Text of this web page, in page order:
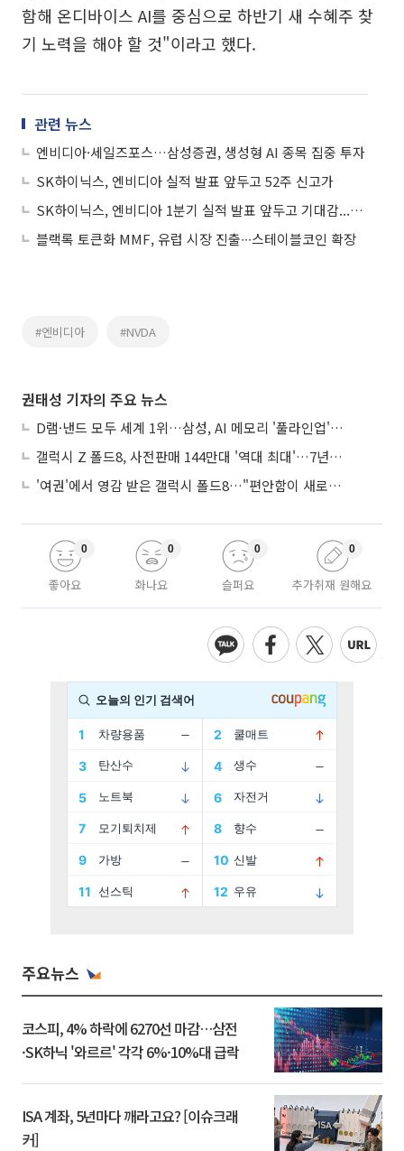
함해 온디바이스 AI를 중심으로 하반기 새 수혜주 찾
기 노력을 해야 할 것"이라고 했다.
관련 뉴스
엔비디아·세일즈포스…삼성증권, 생성형 AI 종목 집중 투자
SK하이닉스, 엔비디아 실적 발표 앞두고 52주 신고가
SK하이닉스, 엔비디아 1분기 실적 발표 앞두고 기대감...52주 신고가 경신
블랙록 토큰화 MMF, 유럽 시장 진출∙∙∙스테이블코인 확장
#엔비디아 #NVDA
권태성 기자의 주요 뉴스
D램·낸드 모두 세계 1위…삼성, AI 메모리 '풀라인업'으로 승부
갤럭시 Z 폴드8, 사전판매 144만대 '역대 최대'…7년만에 갤노트10 기록 넘어
'여권'에서 영감 받은 갤럭시 폴드8…"편안함이 새로운 디자인 경쟁력"
좋아요
0
화나요
0
슬퍼요
0
추가취재 원해요
0
주요뉴스
코스피, 4% 하락에 6270선 마감…삼전
·SK하닉 '와르르' 각각 6%·10%대 급락
ISA 계좌, 5년마다 깨라고요? [이슈크래
커]